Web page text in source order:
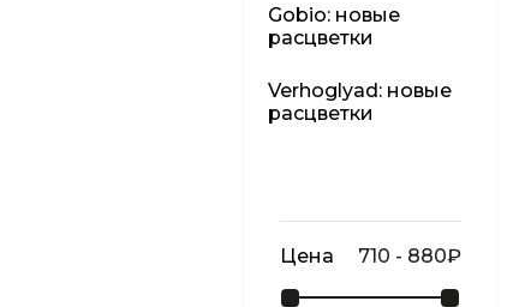
Gobio: новые
расцветки
Verhoglyad: новые
расцветки
Цена 710 - 880₽